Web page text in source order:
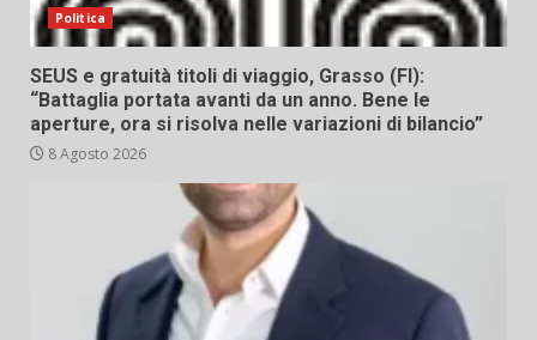
Politica
SEUS e gratuità titoli di viaggio, Grasso (FI):
“Battaglia portata avanti da un anno. Bene le
aperture, ora si risolva nelle variazioni di bilancio”
8 Agosto 2026